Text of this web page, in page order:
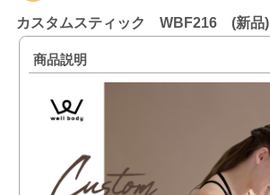
カスタムスティック WBF216 (新品)
商品説明